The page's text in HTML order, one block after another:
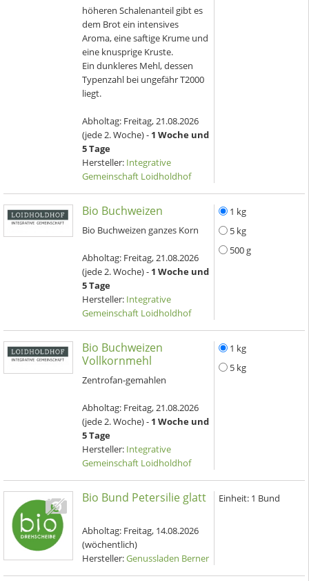
höheren Schalenanteil gibt es
dem Brot ein intensives
Aroma, eine saftige Krume und
eine knusprige Kruste.
Ein dunkleres Mehl, dessen
Typenzahl bei ungefähr T2000
liegt.
Abholtag: Freitag, 21.08.2026
(jede 2. Woche) - 1 Woche und
5 Tage
Hersteller: Integrative
Gemeinschaft Loidholdhof
Bio Buchweizen
Bio Buchweizen ganzes Korn
Abholtag: Freitag, 21.08.2026
(jede 2. Woche) - 1 Woche und
5 Tage
Hersteller: Integrative
Gemeinschaft Loidholdhof
1 kg
5 kg
500 g
Bio Buchweizen
Vollkornmehl
Zentrofan-gemahlen
Abholtag: Freitag, 21.08.2026
(jede 2. Woche) - 1 Woche und
5 Tage
Hersteller: Integrative
Gemeinschaft Loidholdhof
1 kg
5 kg
Bio Bund Petersilie glatt
Abholtag: Freitag, 14.08.2026
(wöchentlich)
Hersteller:Genussladen Berner
Einheit: 1 Bund